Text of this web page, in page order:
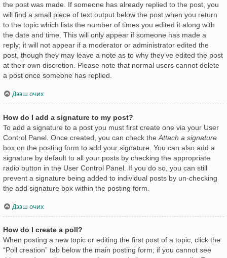
the post was made. If someone has already replied to the post, you
will find a small piece of text output below the post when you return
to the topic which lists the number of times you edited it along with
the date and time. This will only appear if someone has made a
reply; it will not appear if a moderator or administrator edited the
post, though they may leave a note as to why they’ve edited the post
at their own discretion. Please note that normal users cannot delete
a post once someone has replied.
Дээш очих
How do I add a signature to my post?
To add a signature to a post you must first create one via your User
Control Panel. Once created, you can check the Attach a signature
box on the posting form to add your signature. You can also add a
signature by default to all your posts by checking the appropriate
radio button in the User Control Panel. If you do so, you can still
prevent a signature being added to individual posts by un-checking
the add signature box within the posting form.
Дээш очих
How do I create a poll?
When posting a new topic or editing the first post of a topic, click the
“Poll creation” tab below the main posting form; if you cannot see